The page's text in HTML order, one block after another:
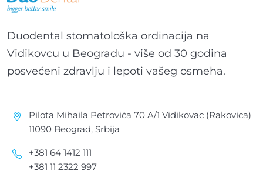
Duodental stomatološka ordinacija na
Vidikovcu u Beogradu - više od 30 godina
posvećeni zdravlju i lepoti vašeg osmeha.
Pilota Mihaila Petrovića 70 A/1 Vidikovac (Rakovica)
11090 Beograd, Srbija
+381 64 1412 111
+381 11 2322 997